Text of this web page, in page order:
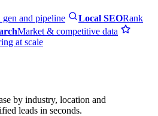
gen and pipeline Local SEORank
Market & competitive data
at scale
by industry, location and
leads in seconds.